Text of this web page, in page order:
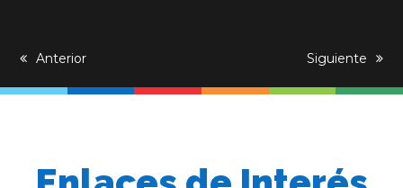
previous
Anterior
next
Siguiente